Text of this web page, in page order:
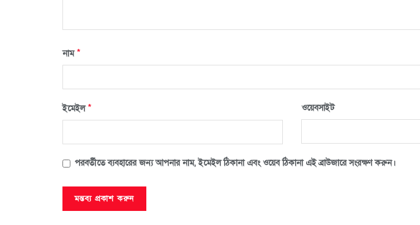
নাম*
ইমেইল* ওয়েবসাইট
পরবর্তীতে ব্যবহারের জন্য আপনার নাম, ইমেইল ঠিকানা এবং ওয়েব ঠিকানা এই ব্রাউজারে সংরক্ষণ করুন।